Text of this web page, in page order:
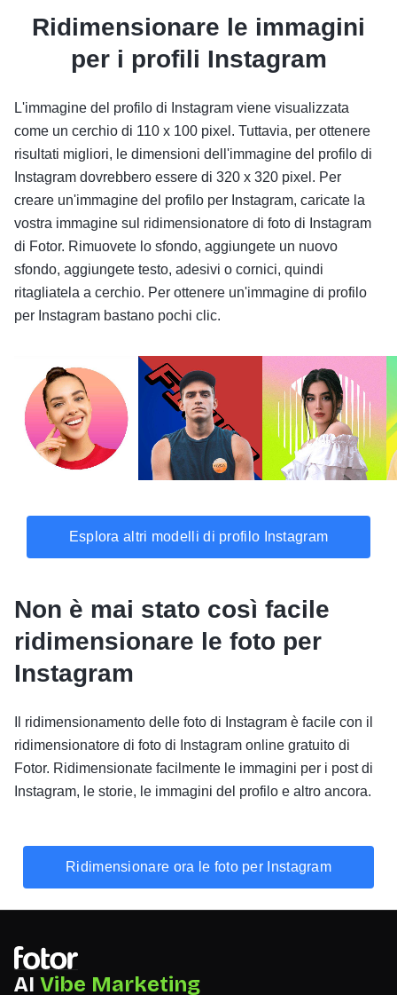
Ridimensionare le immagini
per i profili Instagram
L'immagine del profilo di Instagram viene visualizzata
come un cerchio di 110 x 100 pixel. Tuttavia, per ottenere
risultati migliori, le dimensioni dell'immagine del profilo di
Instagram dovrebbero essere di 320 x 320 pixel. Per
creare un'immagine del profilo per Instagram, caricate la
vostra immagine sul ridimensionatore di foto di Instagram
di Fotor. Rimuovete lo sfondo, aggiungete un nuovo
sfondo, aggiungete testo, adesivi o cornici, quindi
ritagliatela a cerchio. Per ottenere un'immagine di profilo
per Instagram bastano pochi clic.
Esplora altri modelli di profilo Instagram
Non è mai stato così facile
ridimensionare le foto per
Instagram
Il ridimensionamento delle foto di Instagram è facile con il
ridimensionatore di foto di Instagram online gratuito di
Fotor. Ridimensionate facilmente le immagini per i post di
Instagram, le storie, le immagini del profilo e altro ancora.
Ridimensionare ora le foto per Instagram
AI Vibe Marketing